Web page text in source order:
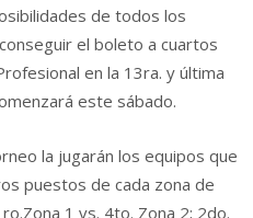
de todos los
el boleto a cuartos
en la 13ra. y última
este sábado.
la jugarán los equipos que
puestos de cada zona de
1 vs. 4to. Zona 2; 2do.